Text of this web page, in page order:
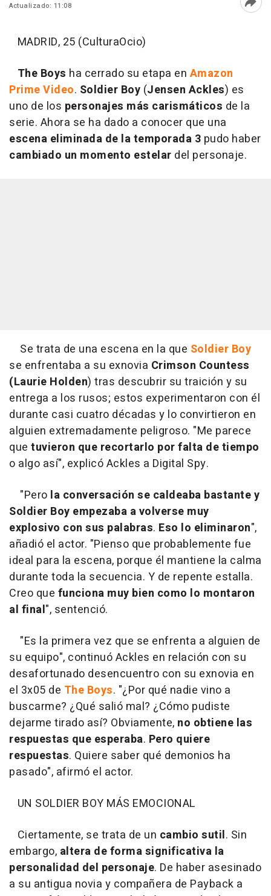
Actualizado: 11:08
MADRID, 25 (CulturaOcio)
The Boys ha cerrado su etapa en Amazon
Prime Video. Soldier Boy (Jensen Ackles) es
uno de los personajes más carismáticos de la
serie. Ahora se ha dado a conocer que una
escena eliminada de la temporada 3 pudo haber
cambiado un momento estelar del personaje.
Se trata de una escena en la que Soldier Boy
se enfrentaba a su exnovia Crimson Countess
(Laurie Holden) tras descubrir su traición y su
entrega a los rusos; estos experimentaron con él
durante casi cuatro décadas y lo convirtieron en
alguien extremadamente peligroso. "Me parece
que tuvieron que recortarlo por falta de tiempo
o algo así", explicó Ackles a Digital Spy.
"Pero la conversación se caldeaba bastante y
Soldier Boy empezaba a volverse muy
explosivo con sus palabras. Eso lo eliminaron",
añadió el actor. "Pienso que probablemente fue
ideal para la escena, porque él mantiene la calma
durante toda la secuencia. Y de repente estalla.
Creo que funciona muy bien como lo montaron
al final", sentenció.
"Es la primera vez que se enfrenta a alguien de
su equipo", continuó Ackles en relación con su
desafortunado desencuentro con su exnovia en
el 3x05 de The Boys. "¿Por qué nadie vino a
buscarme? ¿Qué salió mal? ¿Cómo pudiste
dejarme tirado así? Obviamente, no obtiene las
respuestas que esperaba. Pero quiere
respuestas. Quiere saber qué demonios ha
pasado", afirmó el actor.
UN SOLDIER BOY MÁS EMOCIONAL
Ciertamente, se trata de un cambio sutil. Sin
embargo, altera de forma significativa la
personalidad del personaje. De haber asesinado
a su antigua novia y compañera de Payback a